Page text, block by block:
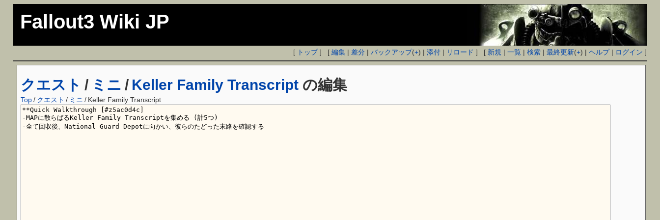
Fallout3 Wiki JP
[ トップ] [編集 | 差分 |バックアップ(+) |添付 | リロード ] [ 新規 |一覧 |検索 |最終更新(+) |ヘルプ| ログイン ]
クエスト / ミニ / Keller Family Transcript の編集
Top/ クエスト / ミニ / Keller Family Transcript